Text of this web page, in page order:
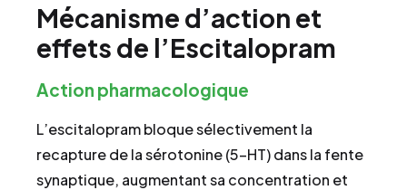
Mécanisme d’action et
effets de l’Escitalopram
Action pharmacologique
L’escitalopram bloque sélectivement la
recapture de la sérotonine (5-HT) dans la fente
synaptique, augmentant sa concentration et